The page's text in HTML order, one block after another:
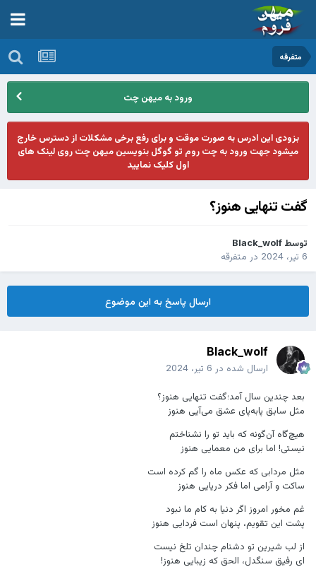
متفرقه
ورود به میهن چت
بزودی این ادرس به صورت موقت و برای رفع برخی مشکلات از دسترس خارج
میشود جهت ورود به چت روم تو گوگل بنویسین میهن چت روی لینک های
اول کلیک نمایید
گفت تنهایی هنوز؟
توسط Black_wolf
6 تیر، 2024
در متفرقه
ارسال پاسخ به این موضوع
Black_wolf
ارسال شده در 6 تیر، 2024
بعد چندین سال آمد؛گفت تنهایی هنوز؟
مثل سابق پابه‌پای عشق می‌آیی هنوز
هیچ‌گاه آن‌گونه که باید تو را نشناختم
نیستی! اما برای من معمایی هنوز
مثل مردابی که عکس ماه را گم کرده است
ساکت و آرامی اما فکر دریایی هنوز
غم مخور امروز اگر دنیا به کام ما نبود
پشت این تقویم، پنهان است فردایی هنوز
از لب شیرین تو دشنام چندان تلخ نیست
ای رفیق سنگدل، الحق که زیبایی هنوز!